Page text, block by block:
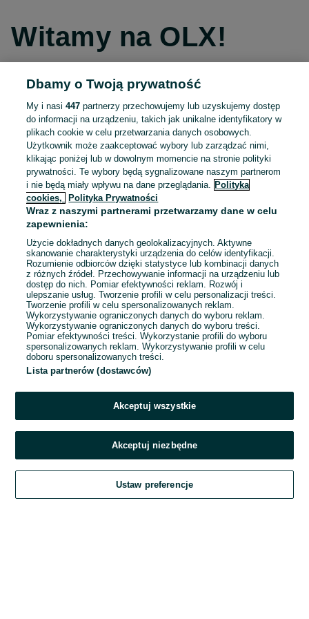
Witamy na OLX!
Kontynuuj przez Facebooka
Kontynuuj przez konto Apple
Kontynuuj przez konto Google
LUB
E-mail
Hasło
Zaloguj się
Kontynuując za pośrednictwem jednego z dostawców wskazanych powyżej,
OLX.pl w jego aktualnym brzmieniu.
Dbamy o Twoją prywatność
My i nasi447 partnerzy przechowujemy lub uzyskujemy dostęp
do informacji na urządzeniu, takich jak unikalne identyfikatory w
plikach cookie w celu przetwarzania danych osobowych.
Użytkownik może zaakceptować wybory lub zarządzać nimi,
klikając poniżej lub w dowolnym momencie na stronie polityki
prywatności. Te wybory będą sygnalizowane naszym partnerom
i nie będą miały wpływu na dane przeglądania.
Polityka
cookies,
Polityka Prywatności
Wraz z naszymi partnerami przetwarzamy dane w celu
zapewnienia:
Użycie dokładnych danych geolokalizacyjnych. Aktywne
skanowanie charakterystyki urządzenia do celów identyfikacji.
Rozumienie odbiorców dzięki statystyce lub kombinacji danych
z różnych źródeł. Przechowywanie informacji na urządzeniu lub
dostęp do nich. Pomiar efektywności reklam. Rozwój i
ulepszanie usług. Tworzenie profili w celu personalizacji treści.
Tworzenie profili w celu spersonalizowanych reklam.
Wykorzystywanie ograniczonych danych do wyboru reklam.
Wykorzystywanie ograniczonych danych do wyboru treści.
Pomiar efektywności treści. Wykorzystanie profili do wyboru
spersonalizowanych reklam. Wykorzystywanie profili w celu
doboru spersonalizowanych treści.
Lista partnerów (dostawców)
Akceptuj wszystkie
Akceptuj niezbędne
Ustaw preferencje